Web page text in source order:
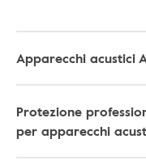
Apparecchi acustici
Protezione
per apparecchi